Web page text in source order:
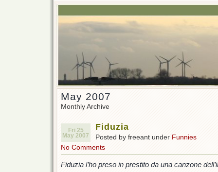
May 2007
Monthly Archive
Fri 25
May 2007
Fiduzia
Posted by freeant under Funnies
No Comments
Fiduzia l’ho preso in prestito da una canzone